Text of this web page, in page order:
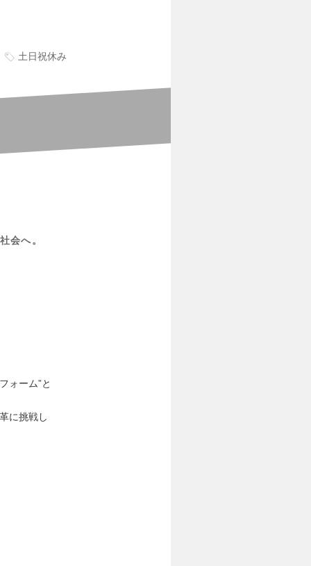
土日祝休み
会へ。
ォーム”と
に挑戦し